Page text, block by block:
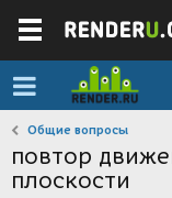
Общие вопросы
повтор
плоскости